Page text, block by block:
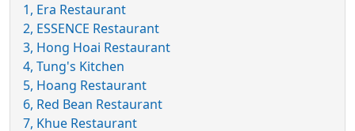
1, Era Restaurant
2, ESSENCE Restaurant
3, Hong Hoai Restaurant
4, Tung's Kitchen
5, Hoang Restaurant
6, Red Bean Restaurant
7, Khue Restaurant